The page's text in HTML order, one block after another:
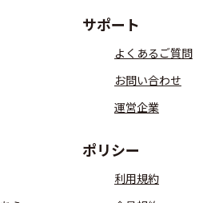
サポート
よくあるご質問
お問い合わせ
運営企業
ポリシー
利用規約